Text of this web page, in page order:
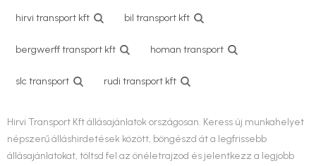
hirvi transport kft bil transport kft
bergwerff transport kft homan transport
slc transport rudi transport kft
Hirvi Transport Kft állásajánlatok országosan. Keress új munkahelyet
népszerű álláshirdetések között, böngészd át a legfrissebb
állásajánlatokat, töltsd fel az önéletrajzod és jelentkezz a legjobb